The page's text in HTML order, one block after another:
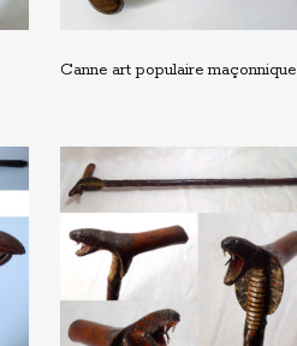
Canne art populaire maçonnique